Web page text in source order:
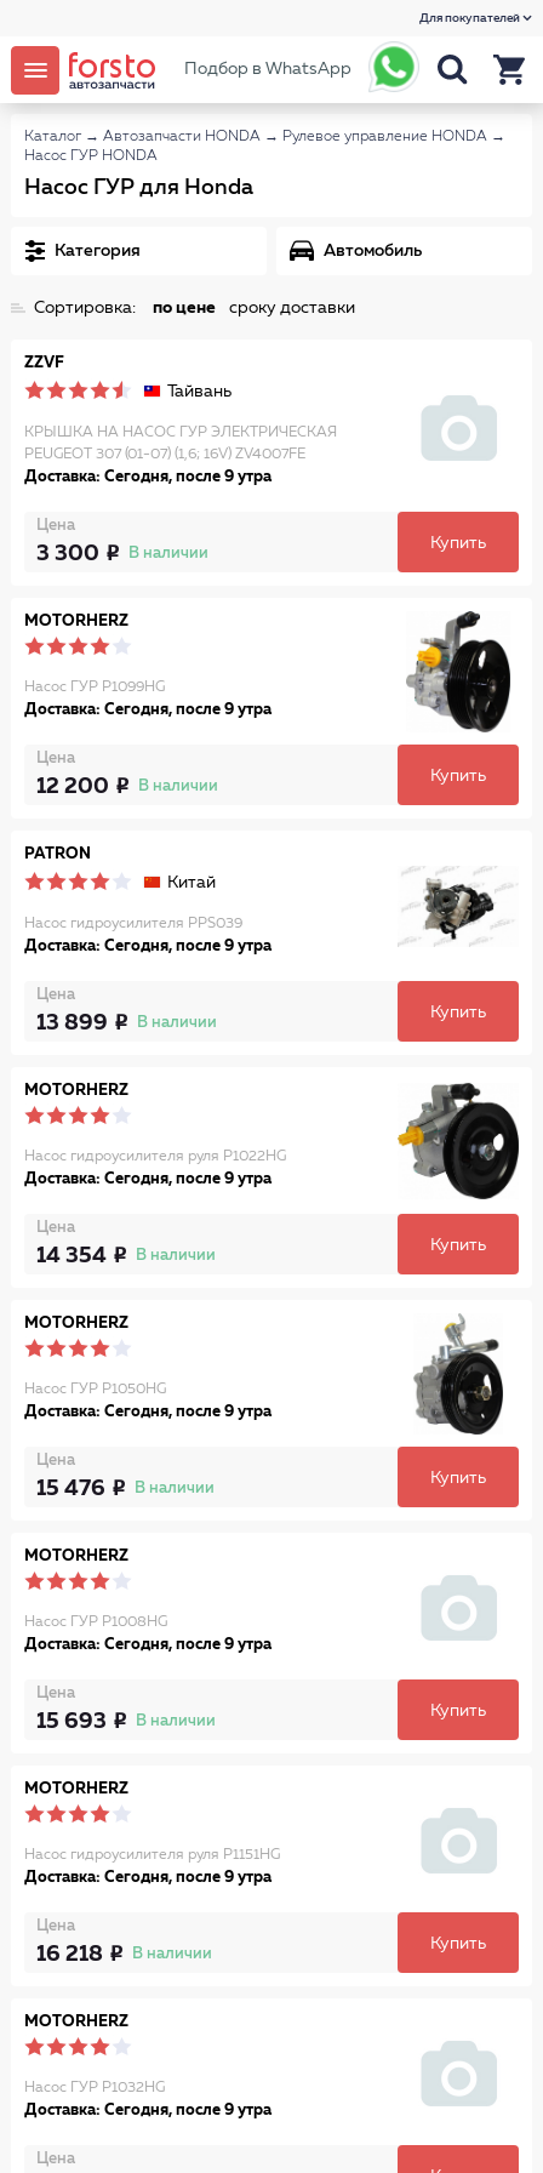
Для покупателей
Подбор в WhatsApp
Каталог → Автозапчасти HONDA → Рулевое управление HONDA →
Насос ГУР HONDA
Насос ГУР для Honda
Категория Автомобиль
Сортировка: по цене сроку доставки
ZZVF
Тайвань
КРЫШКА НА НАСОС ГУР ЭЛЕКТРИЧЕСКАЯ
PEUGEOT 307 (01-07) (1,6; 16V) ZV4007FE
Доставка: Сегодня, после 9 утра
Цена
3 300 В наличии
Купить
MOTORHERZ
Насос ГУР P1099HG
Доставка: Сегодня, после 9 утра
Цена
12 200 В наличии
Купить
PATRON
Китай
Насос гидроусилителя PPS039
Доставка: Сегодня, после 9 утра
Цена
13 899 В наличии
Купить
MOTORHERZ
Насос гидроусилителя руля P1022HG
Доставка: Сегодня, после 9 утра
Цена
14 354 В наличии
Купить
MOTORHERZ
Насос ГУР P1050HG
Доставка: Сегодня, после 9 утра
Цена
15 476 В наличии
Купить
MOTORHERZ
Насос ГУР P1008HG
Доставка: Сегодня, после 9 утра
Цена
15 693 В наличии
Купить
MOTORHERZ
Насос гидроусилителя руля P1151HG
Доставка: Сегодня, после 9 утра
Цена
16 218 В наличии
Купить
MOTORHERZ
Насос ГУР P1032HG
Доставка: Сегодня, после 9 утра
Цена